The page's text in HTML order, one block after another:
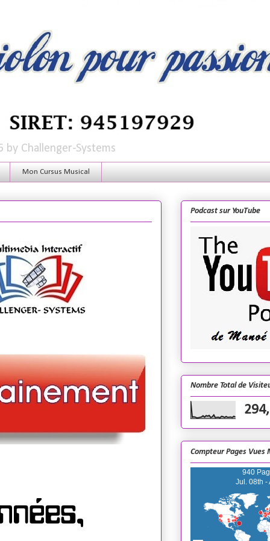
Challenger-Systems
Mon Cursus Musical
Podcast sur YouTube
Nombre Total de
Compteur Pages Vues
940
Jul. 08th -